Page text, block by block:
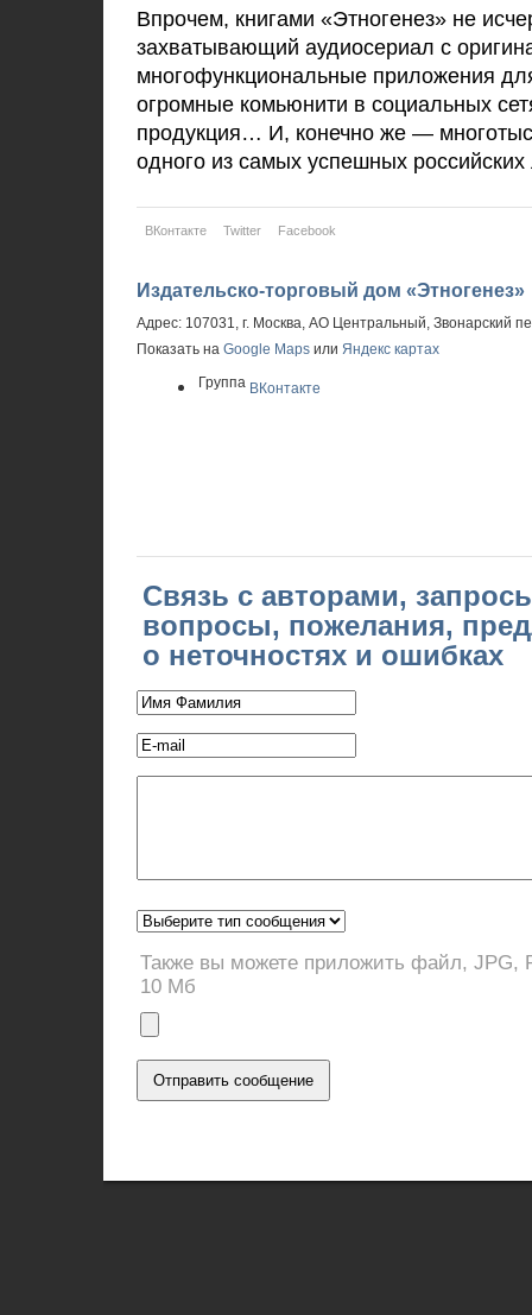
Впрочем, книгами «Этногенез»не
захватывающий аудиосериал с
многофункциональные приложения
огромные комьюнити в социальных
продукция… И, конечно же —
одного из самых успешных российских
ВКонтакте Twitter Facebook
Издательско-торговый дом «Этногенез»
Адрес: 107031, г. Москва, АО Центральный, Звонарский
Показать на Google Mapsили Яндекс картах
Группа ВКонтакте
Связь с авторами,
вопросы, пожелания,
о неточностях и ошибках
Также вы можете приложить файл, JPG,
10 Мб